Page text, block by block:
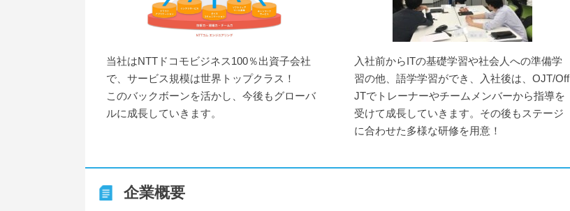
当社はNTTドコモビジネス100％出資子会社
で、サービス規模は世界トップクラス！
このバックボーンを活かし、今後もグローバ
ルに成長していきます。
入社前からITの基礎学習や社会人への準備学
習の他、語学学習ができ、入社後は、OJT/Off
JTでトレーナーやチームメンバーから指導を
受けて成長していきます。その後もステージ
に合わせた多様な研修を用意！
企業概要